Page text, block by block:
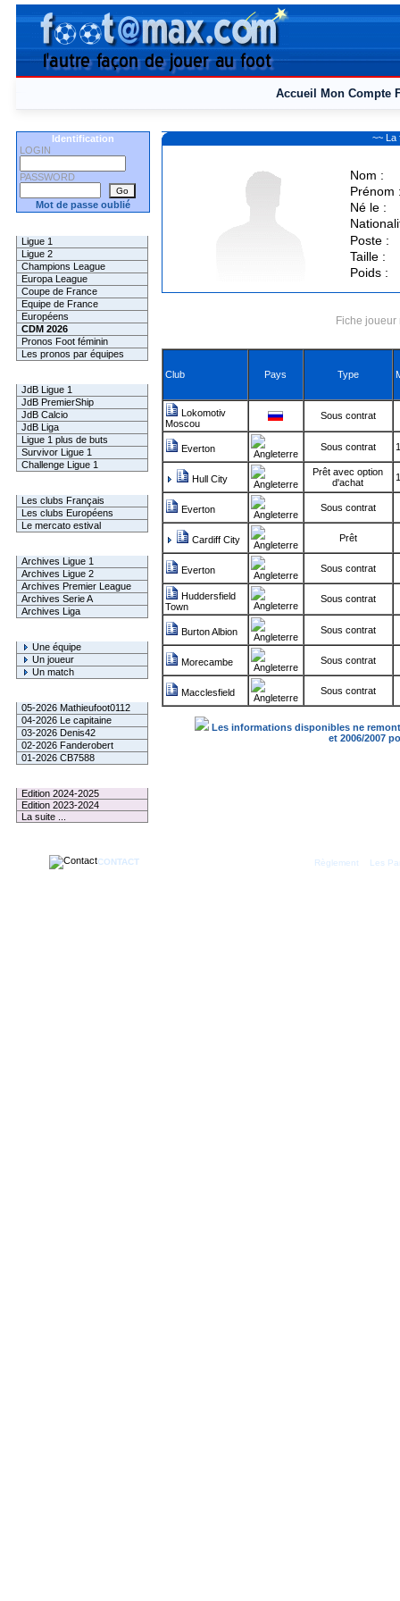
Accueil Mon Compte
Identification
LOGIN
PASSWORD
Mot de passe oublié
Ligue 1
Ligue 2
Champions League
Europa League
Coupe de France
Equipe de France
Européens
CDM 2026
Pronos Foot féminin
Les pronos par équipes
JdB Ligue 1
JdB PremierShip
JdB Calcio
JdB Liga
Ligue 1 plus de buts
Survivor Ligue 1
Challenge Ligue 1
Les clubs Français
Les clubs Européens
Le mercato estival
Archives Ligue 1
Archives Ligue 2
Archives Premier League
Archives Serie A
Archives Liga
Une équipe
Un joueur
Un match
05-2026 Mathieufoot0112
04-2026 Le capitaine
03-2026 Denis42
02-2026 Fanderobert
01-2026 CB7588
Edition 2024-2025
Edition 2023-2024
La suite ...
~~ La
Nom :
Prénom
Né le :
Poste :
Taille :
Poids :
Fiche
Club Pays Type
Lokomotiv
Moscou
Sous contrat
Everton Sous contrat
Hull City
Prêt avec option
d'achat
Everton Sous contrat
Cardiff City Prêt
Everton Sous contrat
Huddersfield
Town
Sous contrat
Burton Albion Sous contrat
Morecambe Sous contrat
Macclesfield Sous contrat
Les informations disponibles ne
et 2006/2007
CONTACT Règlement Les